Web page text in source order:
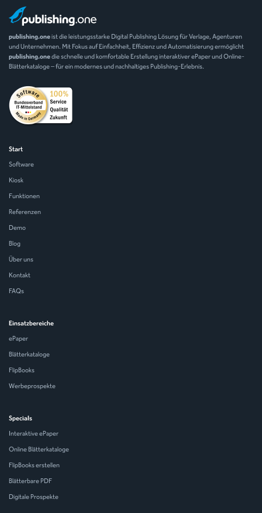
publishing.oneist die leistungsstarke Digital Publishing Lösung für Verlage, Agenturen
und Unternehmen. Mit Fokus auf Einfachheit, Effizienz und Automatisierung ermöglicht
publishing.onedie schnelle und komfortable Erstellung interaktiver ePaper und Online-
Blätterkataloge – für ein modernes und nachhaltiges Publishing-Erlebnis.
Start
Software
Kiosk
Funktionen
Referenzen
Demo
Blog
Über uns
Kontakt
FAQs
Einsatzbereiche
ePaper
Blätterkataloge
FlipBooks
Werbeprospekte
Specials
Interaktive ePaper
Online Blätterkataloge
FlipBooks erstellen
Blätterbare PDF
Digitale Prospekte